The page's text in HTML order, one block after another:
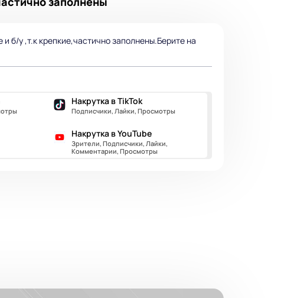
б/у ,т.к крепкие,частично заполнены.Берите на
Накрутка в TikTok
Подписчики, Лайки, Просмотры
Накрутка в YouTube
Зрители, Подписчики, Лайки,
Комментарии, Просмотры